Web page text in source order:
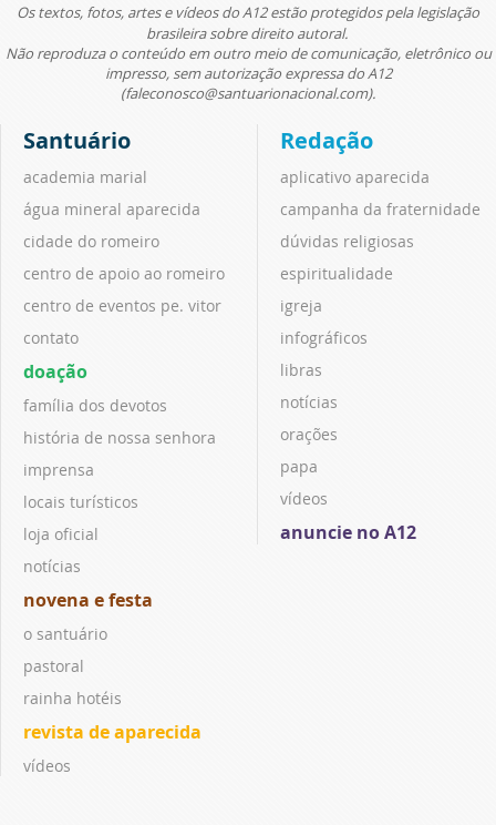
Os textos, fotos, artes e vídeos do A12 estão protegidos pela legislação
brasileira sobre direito autoral.
Não reproduza o conteúdo em outro meio de comunicação, eletrônico ou
impresso, sem autorização expressa do A12
(faleconosco@santuarionacional.com).
Santuário
academia marial
água mineral aparecida
cidade do romeiro
centro de apoio ao romeiro
centro de eventos pe. vitor
contato
doação
família dos devotos
história de nossa senhora
imprensa
locais turísticos
loja oficial
notícias
novena e festa
o santuário
pastoral
rainha hotéis
revista de aparecida
vídeos
Redação
aplicativo aparecida
campanha da fraternidade
dúvidas religiosas
espiritualidade
igreja
infográficos
libras
notícias
orações
papa
vídeos
anuncie no A12